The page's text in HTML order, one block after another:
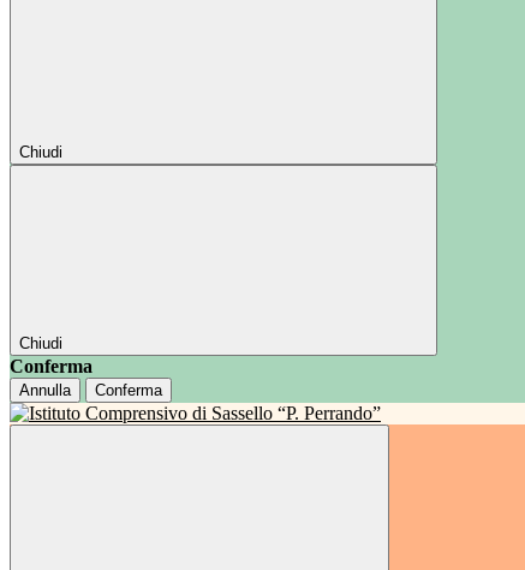
Chiudi
Chiudi
Conferma
Annulla Conferma